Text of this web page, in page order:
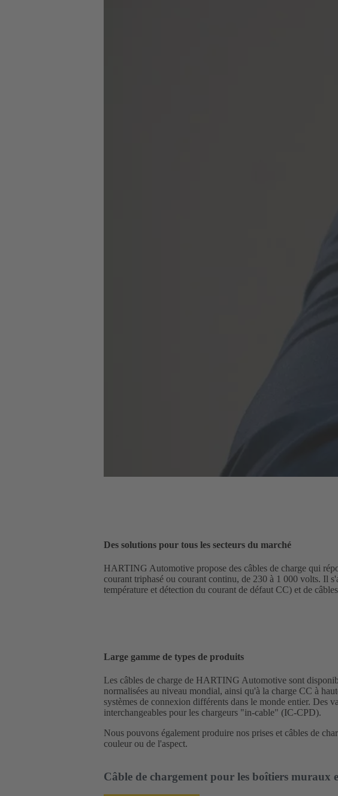
Des solutions pour tous les secteurs du marché
HARTING Automotive propose des câbles de charge qui
courant triphasé ou courant continu, de 230 à 1 000 volts. Il
température et détection du courant de défaut CC) et de
Large gamme de types de produits
Les câbles de charge de HARTING Automotive sont
normalisées au niveau mondial, ainsi qu'à la charge CC à
systèmes de connexion différents dans le monde entier. Des
interchangeables pour les chargeurs "in-cable" (IC-CPD).
Nous pouvons également produire nos prises et câbles de
couleur ou de l'aspect.
Câble de chargement pour les boîtiers muraux